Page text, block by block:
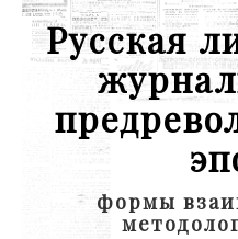
Русская
формы